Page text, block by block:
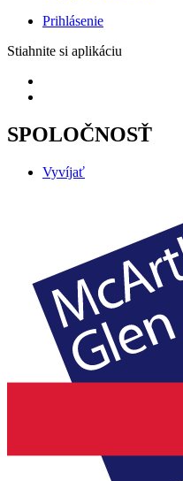
Prihlásenie
Stiahnite si aplikáciu
SPOLOČNOSŤ
Vyvíjať